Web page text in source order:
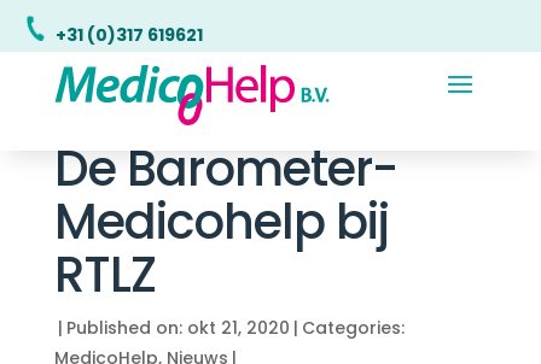
+31 (0)317 619621
De Barometer-
Medicohelp bij
RTLZ
| Published on: okt 21, 2020 | Categories:
MedicoHelp, Nieuws |